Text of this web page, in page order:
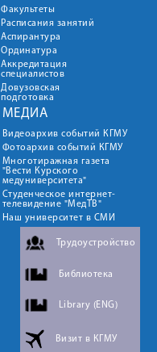
Факультеты
Расписания занятий
Аспирантура
Ординатура
Аккредитация
специалистов
Довузовская
подготовка
МЕДИА
Видеоархив событий КГМУ
Фотоархив событий КГМУ
Многотиражная газета
"Вести Курского
медуниверситета"
Студенческое интернет-
телевидение "МедТВ"
Наш университет в СМИ
Трудоустройство
Библиотека
Library (ENG)
Визит в КГМУ